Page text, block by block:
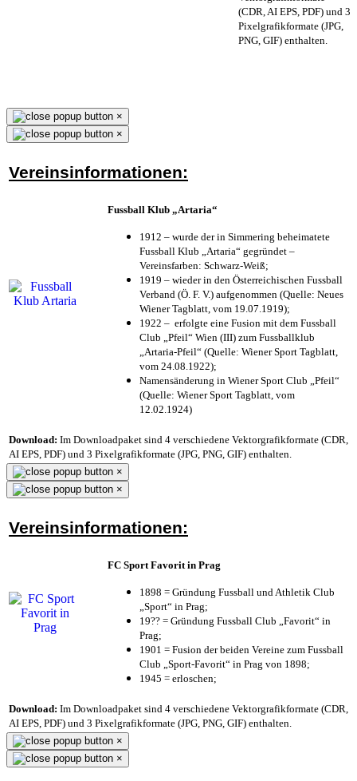
(CDR, AI EPS, PDF) und 3
Pixelgrafikformate (JPG,
PNG, GIF) enthalten.
×
×
Vereinsinformationen:
Fussball Klub „Artaria“
1912 – wurde der in Simmering beheimatete
Fussball Klub „Artaria“ gegründet –
Vereinsfarben: Schwarz-Weiß;
1919 – wieder in den Österreichischen Fussball
Verband (Ö. F. V.) aufgenommen (Quelle: Neues
Wiener Tagblatt, vom 19.07.1919);
1922 – erfolgte eine Fusion mit dem Fussball
Club „Pfeil“ Wien (III) zum Fussballklub
„Artaria-Pfeil“ (Quelle: Wiener Sport Tagblatt,
vom 24.08.1922);
Namensänderung in Wiener Sport Club „Pfeil“
(Quelle: Wiener Sport Tagblatt, vom
12.02.1924)
Download: Im Downloadpaket sind 4 verschiedene Vektorgrafikformate (CDR,
AI EPS, PDF) und 3 Pixelgrafikformate (JPG, PNG, GIF) enthalten.
×
×
Vereinsinformationen:
FC Sport Favorit in Prag
1898 = Gründung Fussball und Athletik Club
„Sport“ in Prag;
19?? = Gründung Fussball Club „Favorit“ in
Prag;
1901 = Fusion der beiden Vereine zum Fussball
Club „Sport-Favorit“ in Prag von 1898;
1945 = erloschen;
Download: Im Downloadpaket sind 4 verschiedene Vektorgrafikformate (CDR,
AI EPS, PDF) und 3 Pixelgrafikformate (JPG, PNG, GIF) enthalten.
×
×